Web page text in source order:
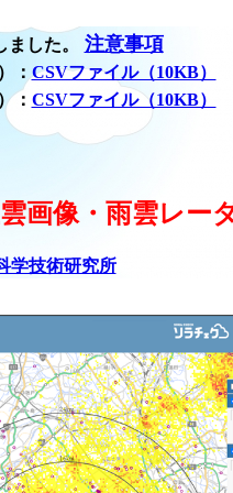
した。 注意事項
： CSVファイル（10KB）
： CSVファイル（10KB）
画像・雨雲レー
学技術研究所